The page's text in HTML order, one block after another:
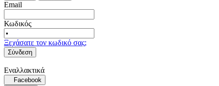
Email
Κωδικός
Ξεχάσατε τον κωδικό σας;
Σύνδεση
Εναλλακτικά
Facebook